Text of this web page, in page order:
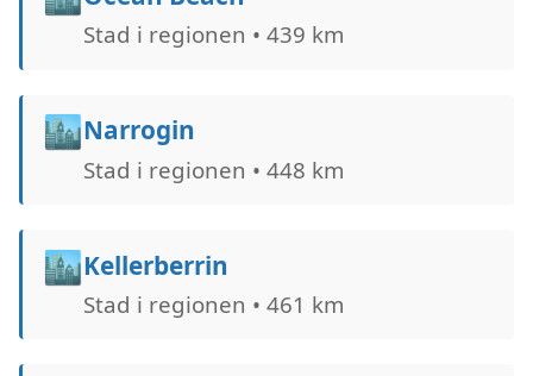
Stad i regionen • 439 km
🏙️Narrogin
Stad i regionen • 448 km
🏙️Kellerberrin
Stad i regionen • 461 km